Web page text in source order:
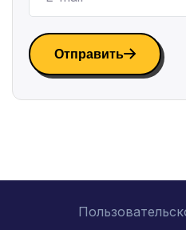
Отправить